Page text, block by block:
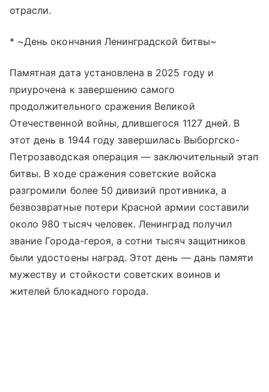
отрасли.
* ~День окончания Ленинградской битвы~
Памятная дата установлена в 2025 году и
приурочена к завершению самого
продолжительного сражения Великой
Отечественной войны, длившегося 1127 дней. В
этот день в 1944 году завершилась Выборгско-
Петрозаводская операция — заключительный этап
битвы. В ходе сражения советские войска
разгромили более 50 дивизий противника, а
безвозвратные потери Красной армии составили
около 980 тысяч человек. Ленинград получил
звание Города-героя, а сотни тысяч защитников
были удостоены наград. Этот день — дань памяти
мужеству и стойкости советских воинов и
жителей блокадного города.